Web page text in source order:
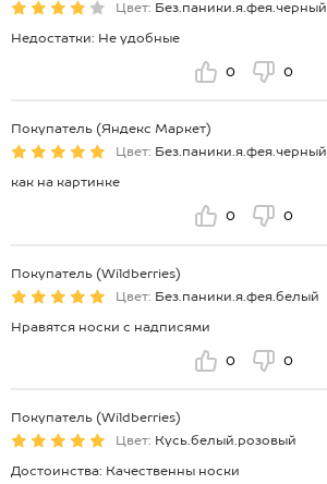
Цвет: Без.паники.я.фея.черный
Недостатки: Не удобные
0 0
Покупатель (Яндекс Маркет)
Цвет: Без.паники.я.фея.черный
как на картинке
0 0
Покупатель (Wildberries)
Цвет: Без.паники.я.фея.белый
Нравятся носки с надписями
0 0
Покупатель (Wildberries)
Цвет: Кусь.белый.розовый
Достоинства: Качественны носки